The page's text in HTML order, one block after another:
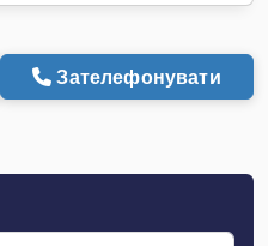
Зателефонувати